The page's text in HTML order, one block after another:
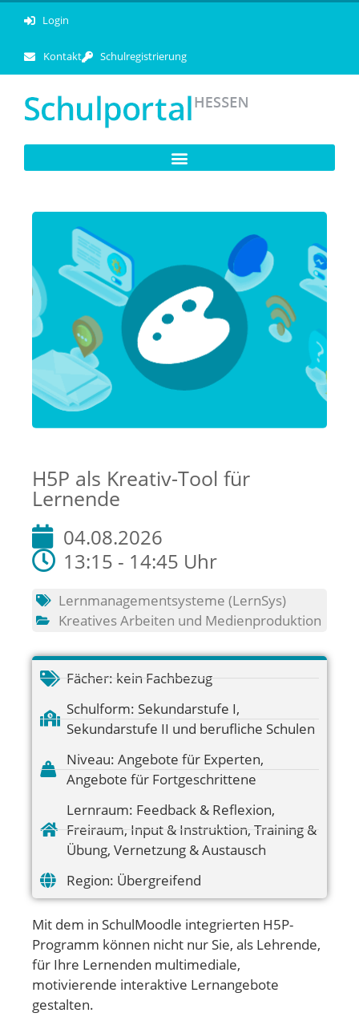
Login
Kontakt Schulregistrierung
H5P als Kreativ-Tool für
Lernende
04.08.2026
13:15 - 14:45 Uhr
Lernmanagementsysteme (LernSys)
Kreatives Arbeiten und Medienproduktion
Fächer: kein Fachbezug
Schulform: Sekundarstufe I,
Sekundarstufe II und berufliche Schulen
Niveau: Angebote für Experten,
Angebote für Fortgeschrittene
Lernraum: Feedback & Reflexion,
Freiraum, Input & Instruktion, Training &
Übung, Vernetzung & Austausch
Region: Übergreifend
Mit dem in SchulMoodle integrierten H5P-
Programm können nicht nur Sie, als Lehrende,
für Ihre Lernenden multimediale,
motivierende interaktive Lernangebote
gestalten.